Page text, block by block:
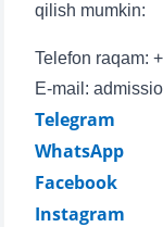
qilish mumkin:
Telefon raqam:
E-mail:
Telegram
WhatsApp
Facebook
Instagram